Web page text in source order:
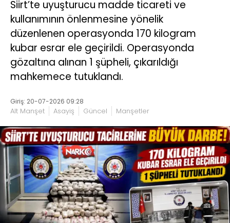
Siirt’te uyuşturucu madde ticareti ve
kullanımının önlenmesine yönelik
düzenlenen operasyonda 170 kilogram
kubar esrar ele geçirildi. Operasyonda
gözaltına alınan 1 şüpheli, çıkarıldığı
mahkemece tutuklandı.
Giriş: 20-07-2026 09:28
Alt Manşet Asayiş Güncel Manşetler